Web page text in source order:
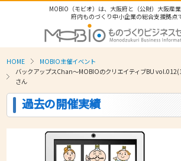
MOBIO（モビオ）は、大阪府と（公財）大阪産
府内ものづくり中小企業の総合支援拠点
HOME
MOBIO主催イベント
バックアップスChan〜MOBIOのクリエイティブBU
さん
過去の開催実績